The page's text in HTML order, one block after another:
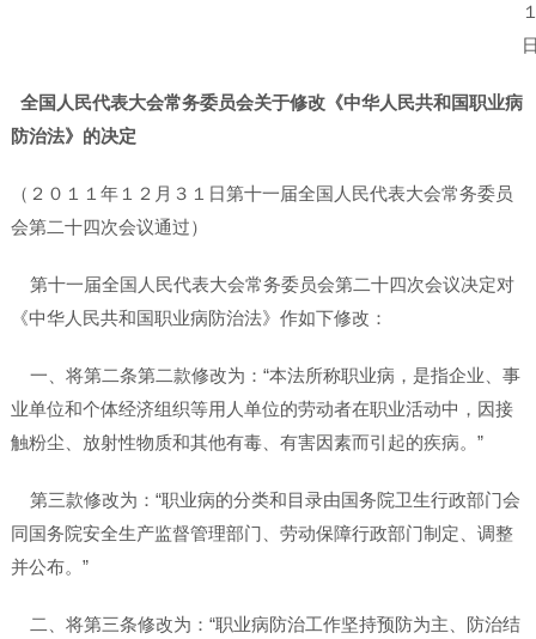
全国人民代表大会常务委员会关于修改《中华人民共和国职业病
防治法》的决定
（２０１１年１２月３１日第十一届全国人民代表大会常务委员
会第二十四次会议通过）
第十一届全国人民代表大会常务委员会第二十四次会议决定对
《中华人民共和国职业病防治法》作如下修改：
一、将第二条第二款修改为：“本法所称职业病，是指企业、事
业单位和个体经济组织等用人单位的劳动者在职业活动中，因接
触粉尘、放射性物质和其他有毒、有害因素而引起的疾病。”
第三款修改为：“职业病的分类和目录由国务院卫生行政部门会
同国务院安全生产监督管理部门、劳动保障行政部门制定、调整
并公布。”
二、将第三条修改为：“职业病防治工作坚持预防为主、防治结